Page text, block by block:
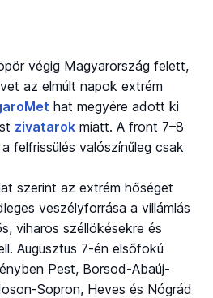
végig Magyarország felett,
az elmúlt napok extrém
hat megyére adott ki
zivatarok miatt. A front 7–8
felfrissülés valószínűleg csak
szerint az extrém hőséget
veszélyforrása a villámlás
viharos széllökésekre és
Augusztus 7-én elsőfokú
Pest, Borsod-Abaúj-
Sopron, Heves és Nógrád